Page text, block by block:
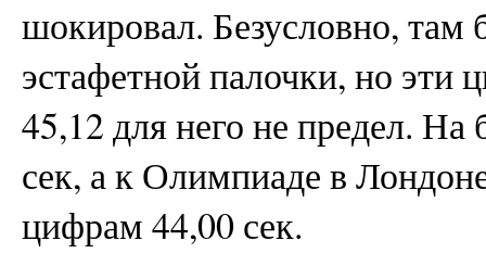
шокировал. Безусловно, там
эстафетной палочки, но эти
45,12 для него не предел.
сек, а к Олимпиаде в
цифрам 44,00 сек.